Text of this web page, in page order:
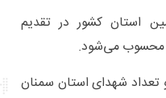
استان کشور در تقدیم
محسوب می‌شود.
۲۱۹ هزار نفر و تعداد شهدای استان سمنان